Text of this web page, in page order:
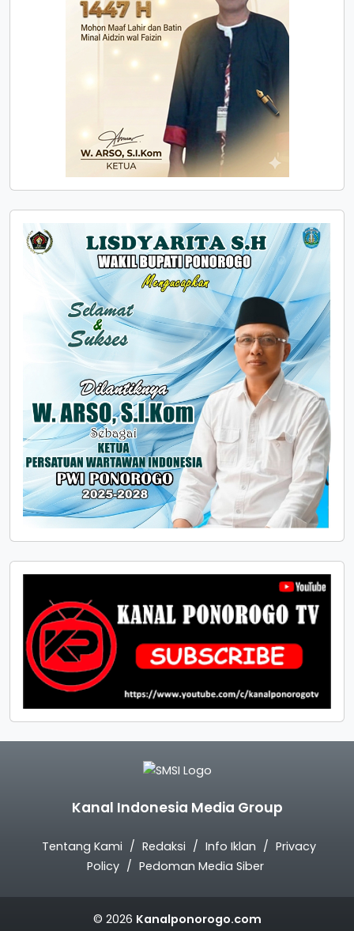
Kanal Indonesia Media Group
Tentang Kami Redaksi Info Iklan
Privacy
Policy
Pedoman Media Siber
© 2026 Kanalponorogo.com